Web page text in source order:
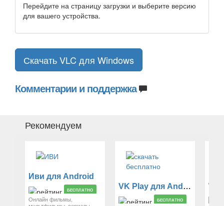
Перейдите на страницу загрузки и выберите версию
для вашего устройства.
Скачать VLC для Windows
Комментарии и поддержка
Рекомендуем
Иви для Android
БЕСПЛАТНО
Онлайн фильмы,
VK Play для Android
БЕСПЛАТНО